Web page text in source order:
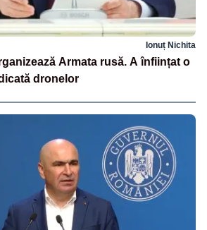
Ionuț Nichita
Armata rusă. A înființat o
dronelor